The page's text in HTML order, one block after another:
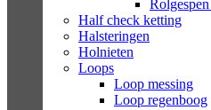
Half check ketting
Halsteringen
Holnieten
Loops
Loop messing
Loop regenboog